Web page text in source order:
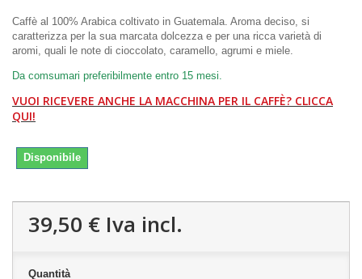
Caffè al 100% Arabica coltivato in Guatemala. Aroma deciso, si
caratterizza per la sua marcata dolcezza e per una ricca varietà di
aromi, quali le note di cioccolato, caramello, agrumi e miele.
Da comsumari preferibilmente entro 15 mesi.
VUOI RICEVERE ANCHE LA MACCHINA PER IL CAFFÈ? CLICCA
QUI!
Disponibile
39,50 € Iva incl.
Quantità